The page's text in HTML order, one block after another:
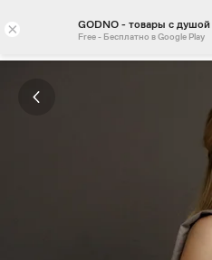
× GODNO - товары с душой
Free - Бесплатно в Google Play